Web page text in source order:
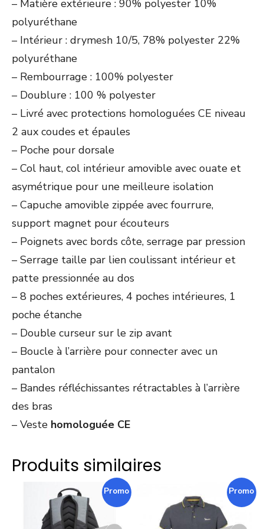
– Matière extérieure : 90% polyester 10%
polyuréthane
– Intérieur : drymesh 10/5, 78% polyester 22%
polyuréthane
– Rembourrage : 100% polyester
– Doublure : 100 % polyester
– Livré avec protections homologuées CE niveau
2 aux coudes et épaules
– Poche pour dorsale
– Col haut, col intérieur amovible avec ouate et
asymétrique pour une meilleure isolation
– Capuche amovible zippée avec fourrure,
support magnet pour écouteurs
– Poignets avec bords côte, serrage par pression
– Serrage taille par lien coulissant intérieur et
patte pressionnée au dos
– 8 poches extérieures, 4 poches intérieures, 1
poche étanche
– Double curseur sur le zip avant
– Boucle à l’arrière pour connecter avec un
pantalon
– Bandes réfléchissantes rétractables à l’arrière
des bras
– Veste homologuée CE
Produits similaires
Promo ! Promo !